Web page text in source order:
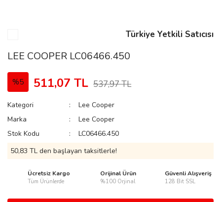
Türkiye Yetkili Satıcısı
LEE COOPER LC06466.450
%5 511,07 TL 537,97 TL
Kategori
Lee Cooper
Marka
Lee Cooper
Stok Kodu
LC06466.450
50,83 TL den başlayan taksitlerle!
Ücretsiz Kargo
Tüm Ürünlerde
Orijinal Ürün
%100 Orjinal
Güvenli Alışveriş
128 Bit SSL